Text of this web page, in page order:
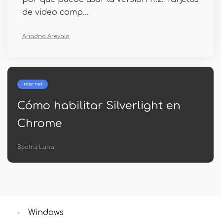
de video comp...
Ariadna Arevalo
Internet
Cómo habilitar Silverlight en
Chrome
Beatriz Luna
Windows